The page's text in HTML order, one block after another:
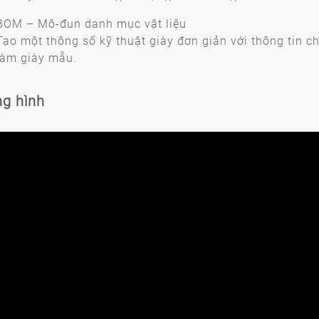
– Mô-đun danh mục vật liệu
một thông số kỹ thuật giày đơn giản với thông tin
giày mẫu.
hình